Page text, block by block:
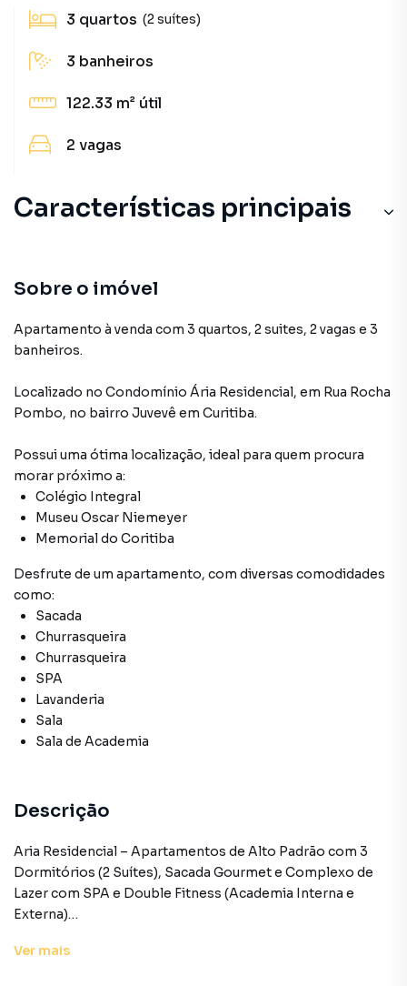
3 quartos (2 suítes)
3 banheiros
122.33 m² útil
2 vagas
Características principais
SPA
Aceita Pet
Sacada
Sobre o imóvel
Apartamento à venda com 3 quartos, 2 suites, 2 vagas e 3
banheiros.
Localizado no Condomínio Ária Residencial, em Rua Rocha
Pombo, no bairro Juvevê em Curitiba.
Possui uma ótima localização, ideal para quem procura
morar próximo a:
Colégio Integral
Museu Oscar Niemeyer
Memorial do Coritiba
Desfrute de um apartamento, com diversas comodidades
como:
Sacada
Churrasqueira
Churrasqueira
SPA
Lavanderia
Sala
Sala de Academia
Descrição
Aria Residencial – Apartamentos de Alto Padrão com 3
Dormitórios (2 Suítes), Sacada Gourmet e Complexo de
Lazer com SPA e Double Fitness (Academia Interna e
Externa)
projetado com maestria para quem busca sintonizar a
Ver mais